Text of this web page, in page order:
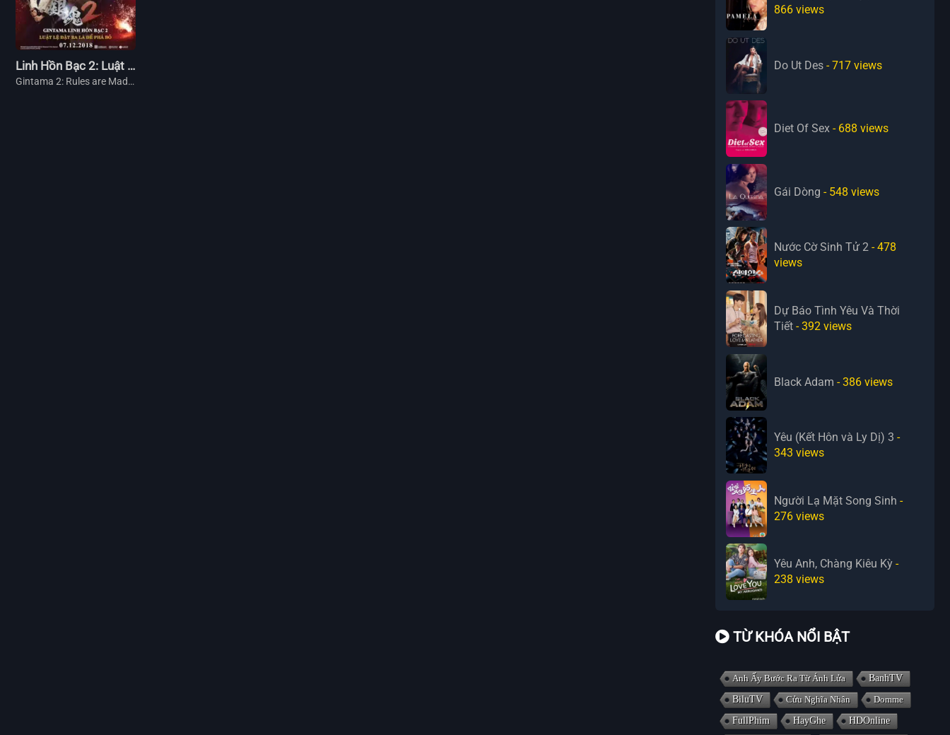
Linh Hồn Bạc 2: Luật Lệ Đặt Ra Là Để Phá Bỏ
Gintama 2: Rules are Made to be Broken (2018)
866 views
Do Ut Des - 717 views
Diet Of Sex - 688 views
Gái Dòng - 548 views
Nước Cờ Sinh Tử 2 - 478
views
Dự Báo Tình Yêu Và Thời
Tiết - 392 views
Black Adam - 386 views
Yêu (Kết Hôn và Ly Dị) 3 -
343 views
Người Lạ Mặt Song Sinh -
276 views
Yêu Anh, Chàng Kiêu Kỳ -
238 views
TỪ KHÓA NỔI BẬT
Anh Ấy Bước Ra Từ Ánh Lửa
BanhTV
BiluTV
Cửu Nghĩa Nhân
Domme
FullPhim
HayGhe
HDOnline